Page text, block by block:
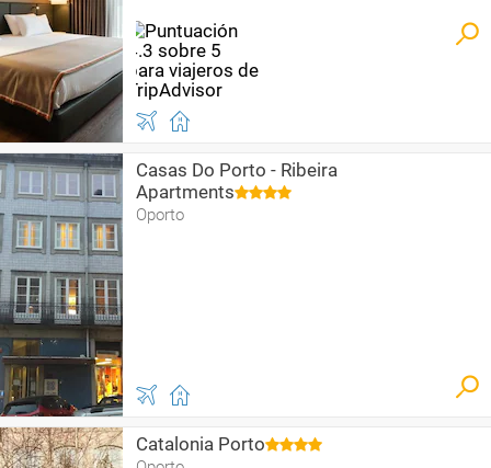
Casas Do Porto - Ribeira
Apartments
Oporto
Catalonia Porto